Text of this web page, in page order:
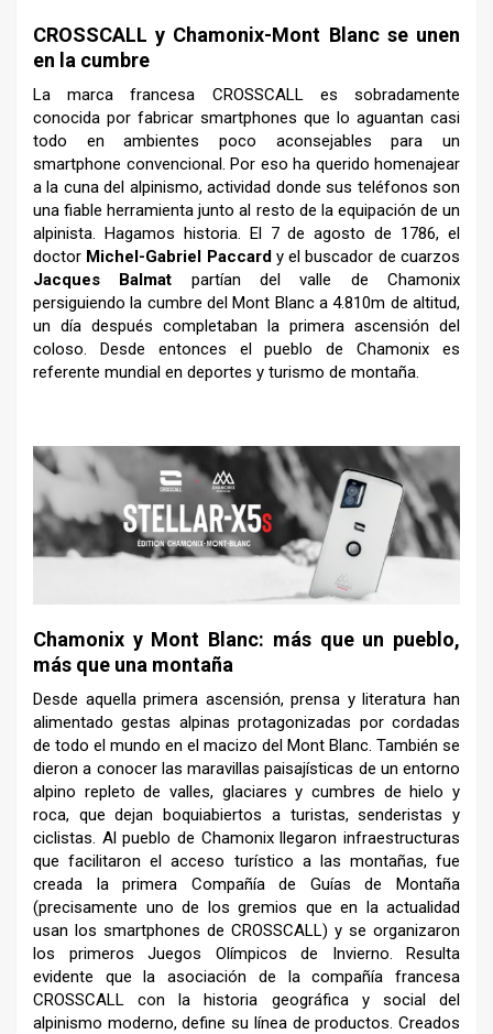
CROSSCALL y Chamonix-Mont Blanc se unen
en la cumbre
La marca francesa CROSSCALL es sobradamente
conocida por fabricar smartphones que lo aguantan casi
todo en ambientes poco aconsejables para un
smartphone convencional. Por eso ha querido homenajear
a la cuna del alpinismo, actividad donde sus teléfonos son
una fiable herramienta junto al resto de la equipación de un
alpinista. Hagamos historia. El 7 de agosto de 1786, el
doctor Michel-Gabriel Paccardy el buscador de cuarzos
Jacques Balmat partían del valle de Chamonix
persiguiendo la cumbre del Mont Blanc a 4.810m de altitud,
un día después completaban la primera ascensión del
coloso. Desde entonces el pueblo de Chamonix es
referente mundial en deportes y turismo de montaña.
Chamonix y Mont Blanc: más que un pueblo,
más que una montaña
Desde aquella primera ascensión, prensa y literatura han
alimentado gestas alpinas protagonizadas por cordadas
de todo el mundo en el macizo del Mont Blanc. También se
dieron a conocer las maravillas paisajísticas de un entorno
alpino repleto de valles, glaciares y cumbres de hielo y
roca, que dejan boquiabiertos a turistas, senderistas y
ciclistas. Al pueblo de Chamonix llegaron infraestructuras
que facilitaron el acceso turístico a las montañas, fue
creada la primera Compañía de Guías de Montaña
(precisamente uno de los gremios que en la actualidad
usan los smartphones de CROSSCALL) y se organizaron
los primeros Juegos Olímpicos de Invierno. Resulta
evidente que la asociación de la compañía francesa
CROSSCALL con la historia geográfica y social del
alpinismo moderno, define su línea de productos. Creados